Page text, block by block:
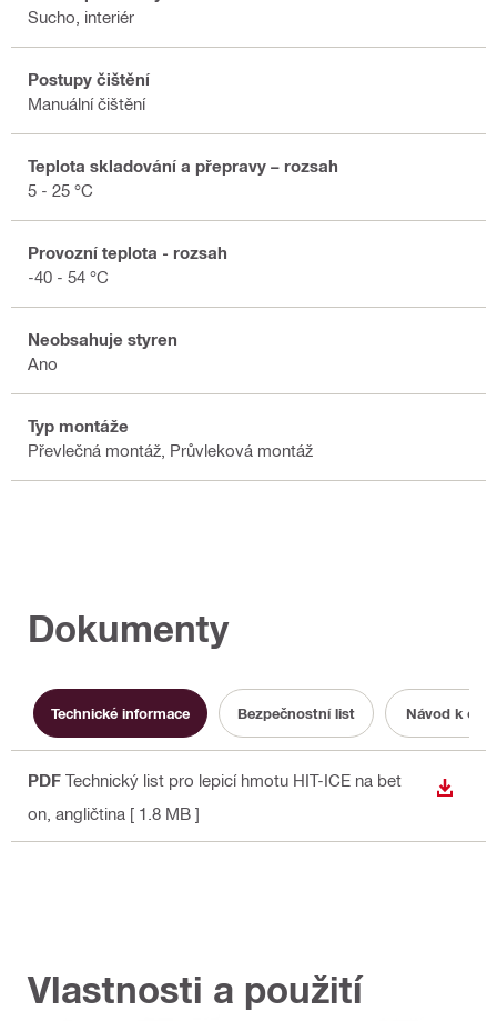
Sucho, interiér
Postupy čištění
Manuální čištění
Teplota skladování a přepravy – rozsah
5 - 25 °C
Provozní teplota - rozsah
-40 - 54 °C
Neobsahuje styren
Ano
Typ montáže
Převlečná montáž, Průvleková montáž
Dokumenty
Technické informace Bezpečnostní list Návod k
PDF Technický list pro lepicí hmotu HIT-ICE na bet
on , angličtina [ 1.8 MB ]
Vlastnosti a použití